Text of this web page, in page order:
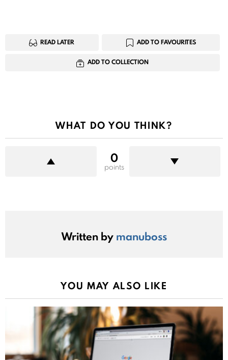
READ LATER ADD TO FAVOURITES
ADD TO COLLECTION
WHAT DO YOU THINK?
0
points
Written by manuboss
YOU MAY ALSO LIKE